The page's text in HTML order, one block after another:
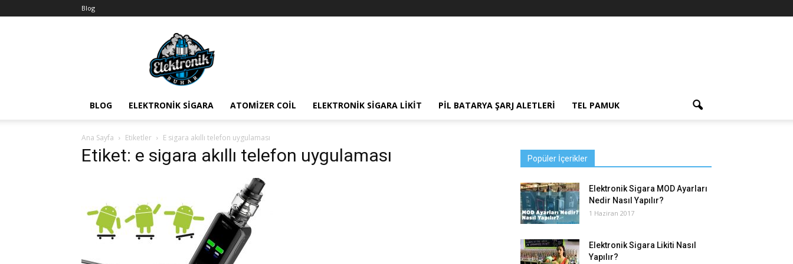
Blog
BLOG ELEKTRONIK SIGARA ATOMIZER COIL ELEKTRONIK SIGARA LIKIT PIL BATARYA ŞARJ ALETLERI TEL PAMUK
Ana Sayfa Etiketler E sigara akıllı telefon uygulaması
Etiket: e sigara akıllı telefon uygulaması Popüler İçerikler
Elektronik Sigara MOD Ayarları
Nedir Nasıl Yapılır?
1 Haziran 2017
Elektronik Sigara Likiti Nasıl
Yapılır?